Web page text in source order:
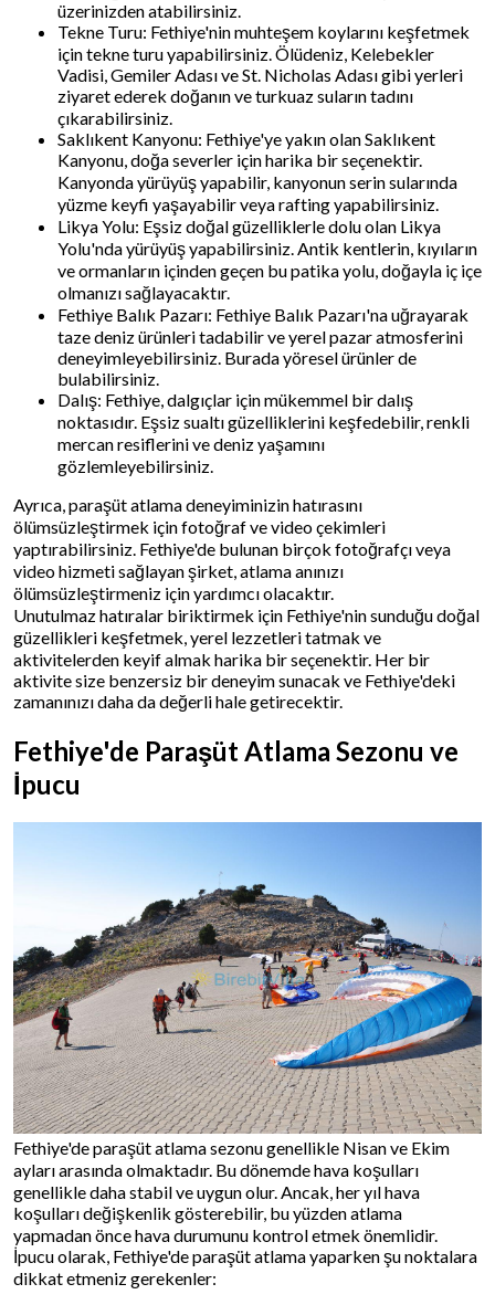
üzerinizden atabilirsiniz.
Tekne Turu: Fethiye'nin muhteşem koylarını keşfetmek
için tekne turu yapabilirsiniz. Ölüdeniz, Kelebekler
Vadisi, Gemiler Adası ve St. Nicholas Adası gibi yerleri
ziyaret ederek doğanın ve turkuaz suların tadını
çıkarabilirsiniz.
Saklıkent Kanyonu: Fethiye'ye yakın olan Saklıkent
Kanyonu, doğa severler için harika bir seçenektir.
Kanyonda yürüyüş yapabilir, kanyonun serin sularında
yüzme keyfi yaşayabilir veya rafting yapabilirsiniz.
Likya Yolu: Eşsiz doğal güzelliklerle dolu olan Likya
Yolu'nda yürüyüş yapabilirsiniz. Antik kentlerin, kıyıların
ve ormanların içinden geçen bu patika yolu, doğayla iç içe
olmanızı sağlayacaktır.
Fethiye Balık Pazarı: Fethiye Balık Pazarı'na uğrayarak
taze deniz ürünleri tadabilir ve yerel pazar atmosferini
deneyimleyebilirsiniz. Burada yöresel ürünler de
bulabilirsiniz.
Dalış: Fethiye, dalgıçlar için mükemmel bir dalış
noktasıdır. Eşsiz sualtı güzelliklerini keşfedebilir, renkli
mercan resiflerini ve deniz yaşamını
gözlemleyebilirsiniz.
Ayrıca, paraşüt atlama deneyiminizin hatırasını
ölümsüzleştirmek için fotoğraf ve video çekimleri
yaptırabilirsiniz. Fethiye'de bulunan birçok fotoğrafçı veya
video hizmeti sağlayan şirket, atlama anınızı
ölümsüzleştirmeniz için yardımcı olacaktır.
Unutulmaz hatıralar biriktirmek için Fethiye'nin sunduğu doğal
güzellikleri keşfetmek, yerel lezzetleri tatmak ve
aktivitelerden keyif almak harika bir seçenektir. Her bir
aktivite size benzersiz bir deneyim sunacak ve Fethiye'deki
zamanınızı daha da değerli hale getirecektir.
Fethiye'de Paraşüt Atlama Sezonu ve
İpucu
Fethiye'de paraşüt atlama sezonu genellikle Nisan ve Ekim
ayları arasında olmaktadır. Bu dönemde hava koşulları
genellikle daha stabil ve uygun olur. Ancak, her yıl hava
koşulları değişkenlik gösterebilir, bu yüzden atlama
yapmadan önce hava durumunu kontrol etmek önemlidir.
İpucu olarak, Fethiye'de paraşüt atlama yaparken şu noktalara
dikkat etmeniz gerekenler: